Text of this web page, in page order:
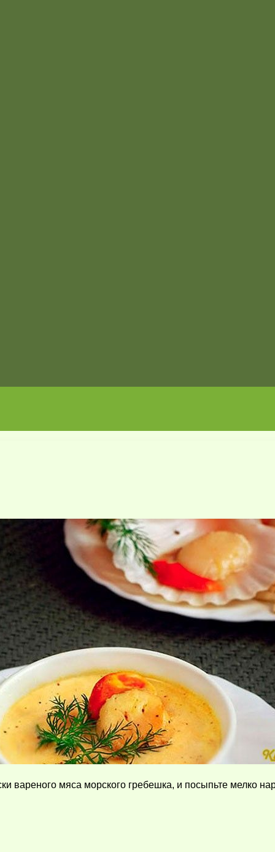
вареного мяса морского гребешка, и посыпьте мелко